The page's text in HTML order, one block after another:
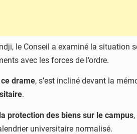
le Conseil a examiné la situation
avec les forces de l’ordre.
drame, s’est incliné devant la
.
protection des biens sur le campus
universitaire normalisé.